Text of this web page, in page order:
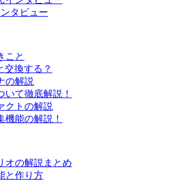
タビュー
こと
交換する？
の解説
いて徹底解説！
クトの解説
機能の解説！
オの解説まとめ
と作り方